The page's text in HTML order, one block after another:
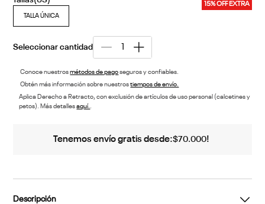
15% OFF EXTRA
TALLA ÚNICA
Conoce nuestrosmétodos de pagoseguros y confiables.
Obtén más información sobre nuestrostiempos de envío.
Aplica Derecho a Retracto, con exclusión de artículos de uso personal (calcetines y
petos). Más detallesaquí..
Tenemos envío gratis desde:$70.000!
Descripción